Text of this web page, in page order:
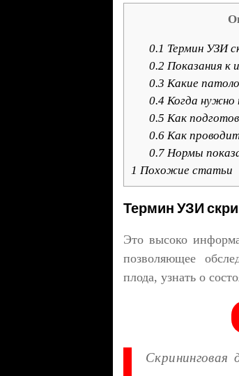
0.1 Термин УЗИ
0.2 Показания к
0.3 Какие
0.4 Когда нужно
0.5 Как
0.6Как
0.7Нормы
1 Похожие статьи
Термин УЗИ
Это высоко
позволяющее
плода, узнать о
Скрининговая